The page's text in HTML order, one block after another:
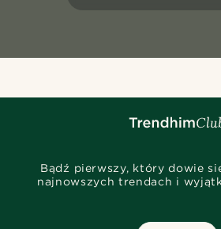
Bądź pierwszy, który dowie
najnowszych trendach i